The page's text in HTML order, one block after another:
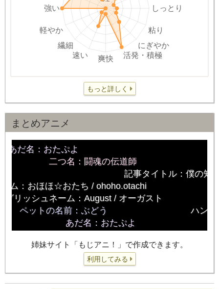
もっと詳しく
まとめアニメ
姉妹サイト「もじアニ！」で作成できます。
利用してみる